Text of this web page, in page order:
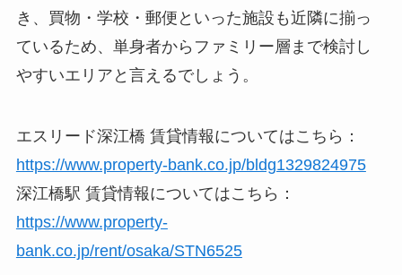
き、買物・学校・郵便といった施設も近隣に揃っ
ているため、単身者からファミリー層まで検討し
やすいエリアと言えるでしょう。
エスリード深江橋 賃貸情報についてはこちら：
https://www.property-bank.co.jp/bldg1329824975
深江橋駅 賃貸情報についてはこちら：
https://www.property-
bank.co.jp/rent/osaka/STN6525